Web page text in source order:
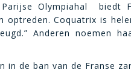
Olympiahal 
optreden. Coquatrix is
Anderen noemen
in de ban van de Franse